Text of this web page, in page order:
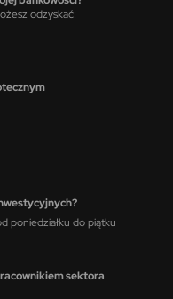
odzyskać:
poniedziałku do piątku
sektora